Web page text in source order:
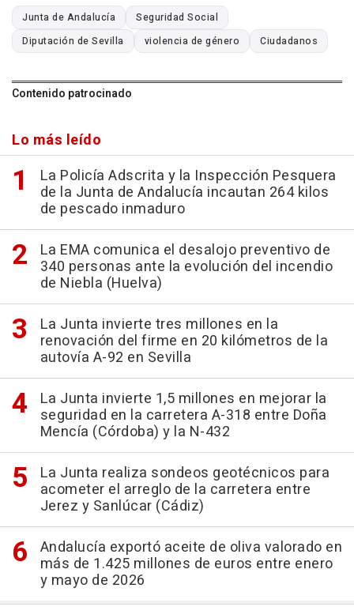
Junta de Andalucía
Seguridad Social
Diputación de Sevilla
violencia de género Ciudadanos
Contenido patrocinado
Lo más leído
La Policía Adscrita y la Inspección Pesquera
de la Junta de Andalucía incautan 264 kilos
de pescado inmaduro
La EMA comunica el desalojo preventivo de
340 personas ante la evolución del incendio
de Niebla (Huelva)
La Junta invierte tres millones en la
renovación del firme en 20 kilómetros de la
autovía A-92 en Sevilla
La Junta invierte 1,5 millones en mejorar la
seguridad en la carretera A-318 entre Doña
Mencía (Córdoba) y la N-432
La Junta realiza sondeos geotécnicos para
acometer el arreglo de la carretera entre
Jerez y Sanlúcar (Cádiz)
Andalucía exportó aceite de oliva valorado en
más de 1.425 millones de euros entre enero
y mayo de 2026